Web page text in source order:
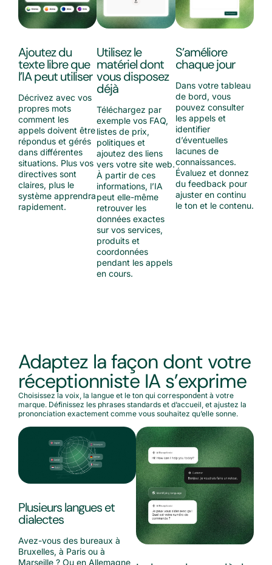
Ajoutez du
texte libre que
l’IA peut utiliser
Décrivez avec vos
propres mots
comment les
appels doivent être
répondus et gérés
dans différentes
situations. Plus vos
directives sont
claires, plus le
système apprendra
rapidement.
Utilisez le
matériel dont
vous disposez
déjà
Téléchargez par
exemple vos FAQ,
listes de prix,
politiques et
ajoutez des liens
vers votre site web.
À partir de ces
informations, l’IA
peut elle-même
retrouver les
données exactes
sur vos services,
produits et
coordonnées
pendant les appels
en cours.
S’améliore
chaque jour
Dans votre tableau
de bord, vous
pouvez consulter
les appels et
identifier
d’éventuelles
lacunes de
connaissances.
Évaluez et donnez
du feedback pour
ajuster en continu
le ton et le contenu.
Adaptez la façon dont votre
réceptionniste IA s’exprime
Choisissez la voix, la langue et le ton qui correspondent à votre
marque. Définissez les phrases standards et d’accueil, et ajustez la
prononciation exactement comme vous souhaitez qu’elle sonne.
Plusieurs langues et
dialectes
Avez-vous des bureaux à
Bruxelles, à Paris ou à
Marseille ? Ou en Allemagne